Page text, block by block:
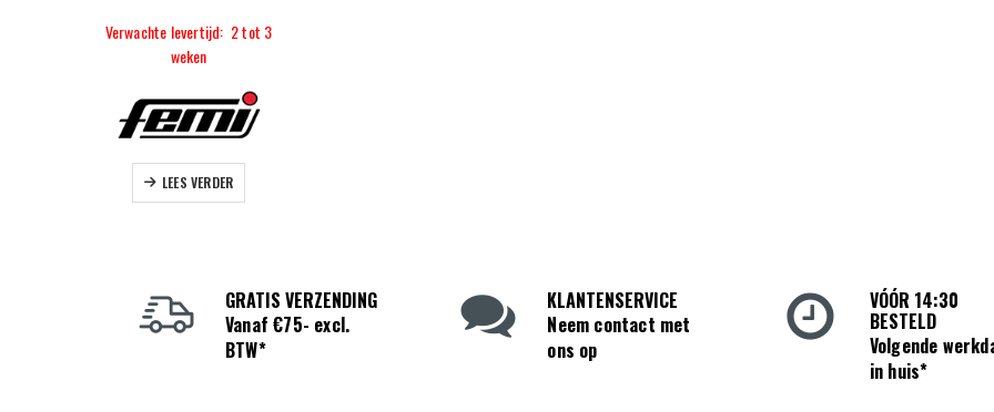
Verwachte levertijd: 2 tot 3
weken
LEES VERDER
GRATIS VERZENDING
Vanaf €75- excl.
BTW*
KLANTENSERVICE
Neem contact met
ons op
VÓÓR 14:30
BESTELD
Volgende
in huis*